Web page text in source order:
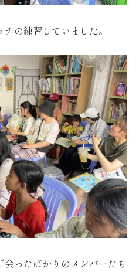
の練習していました。
ったばかりのメンバーたち